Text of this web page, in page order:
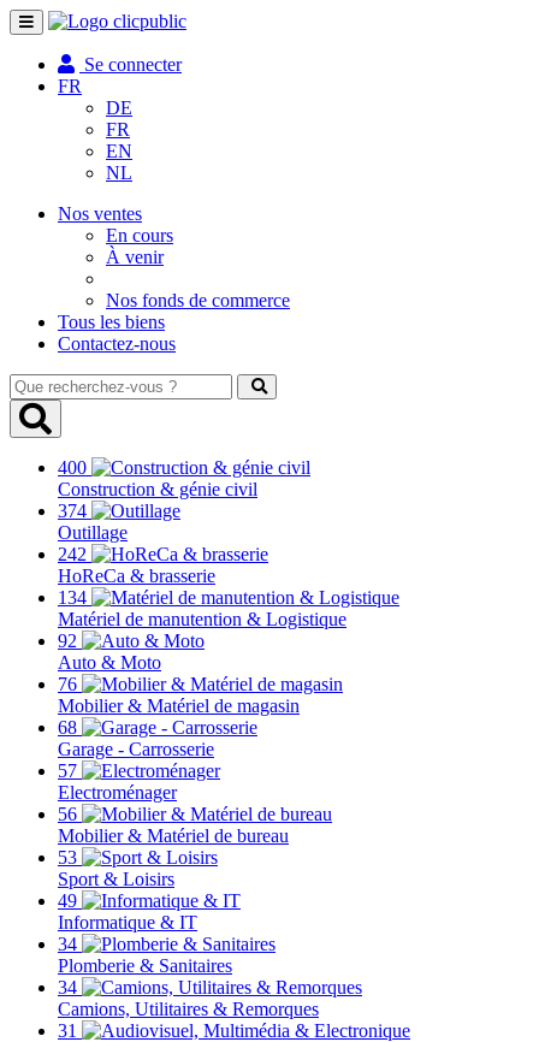
Toggle
navigation
Se connecter
FR
DE
FR
EN
NL
Nos ventes
En cours
À venir
Nos fonds de commerce
Tous les biens
Contactez-nous
Que
recherchez-
vous
400
Construction & génie civil
374
Outillage
242
HoReCa & brasserie
134
Matériel de manutention & Logistique
92
Auto & Moto
76
Mobilier & Matériel de magasin
68
Garage - Carrosserie
57
Electroménager
56
Mobilier & Matériel de bureau
53
Sport & Loisirs
49
Informatique & IT
34
Plomberie & Sanitaires
34
Camions, Utilitaires & Remorques
31